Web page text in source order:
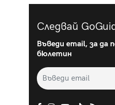
Следвай
Въведи email, за да
бюлетин